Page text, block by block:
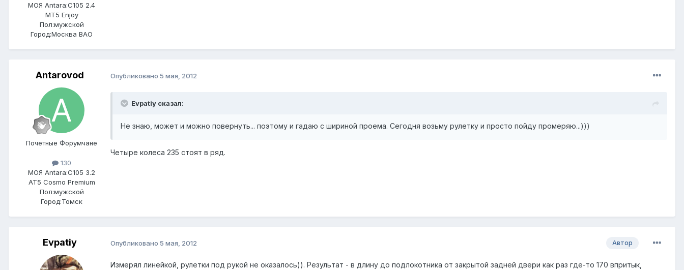
МОЯ Antara:C105 2.4
MT5 Enjoy
Пол:мужской
Город:Москва ВАО
Antarovod
Почетные Форумчане
130
МОЯ Antara:C105 3.2
AT5 Cosmo Premium
Пол:мужской
Город:Томск
Опубликовано 5 мая, 2012
Evpatiy сказал:
Не знаю, может и можно повернуть... поэтому и гадаю с шириной проема. Сегодня возьму рулетку и просто пойду промеряю...)))
Четыре колеса 235 стоят в ряд.
Evpatiy Автор
Опубликовано 5 мая, 2012
Измерял линейкой, рулетки под рукой не оказалось)). Результат - в длину до подлокотника от закрытой задней двери как раз где-то 170 впритык,